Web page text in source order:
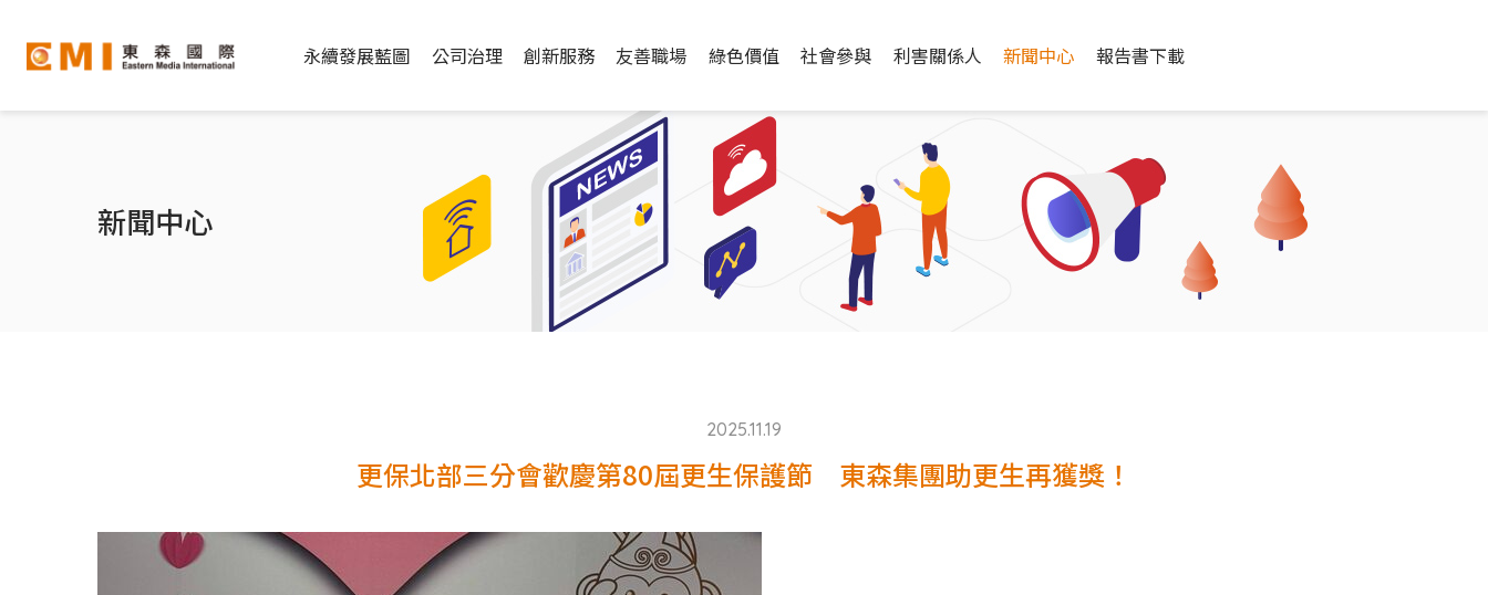
永續發展藍圖 公司治理 創新服務 友善職場 綠色價值 社會參與 利害關係人 新聞中心 報告書下載
新聞中心
2025.11.19
更保北部三分會歡慶第80屆更生保護節 東森集團助更生再獲獎！